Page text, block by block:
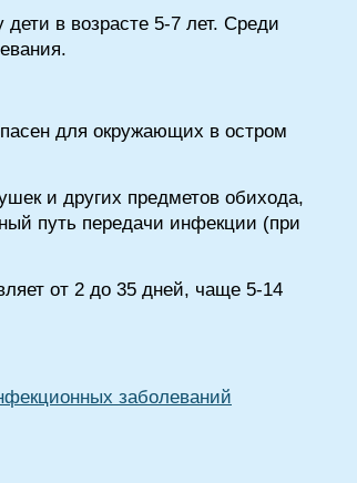
в возрасте 5-7 лет. Среди
для окружающих в остром
и других предметов обихода,
путь передачи инфекции (при
от 2 до 35 дней, чаще 5-14
заболеваний